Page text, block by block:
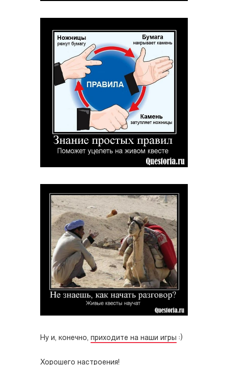
Ну и, конечно, приходите на наши игры :)
Хорошего настроения!